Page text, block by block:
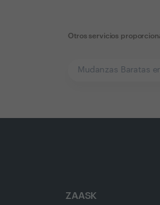
Otros servicios
Mudanzas Baratas
ZAASK